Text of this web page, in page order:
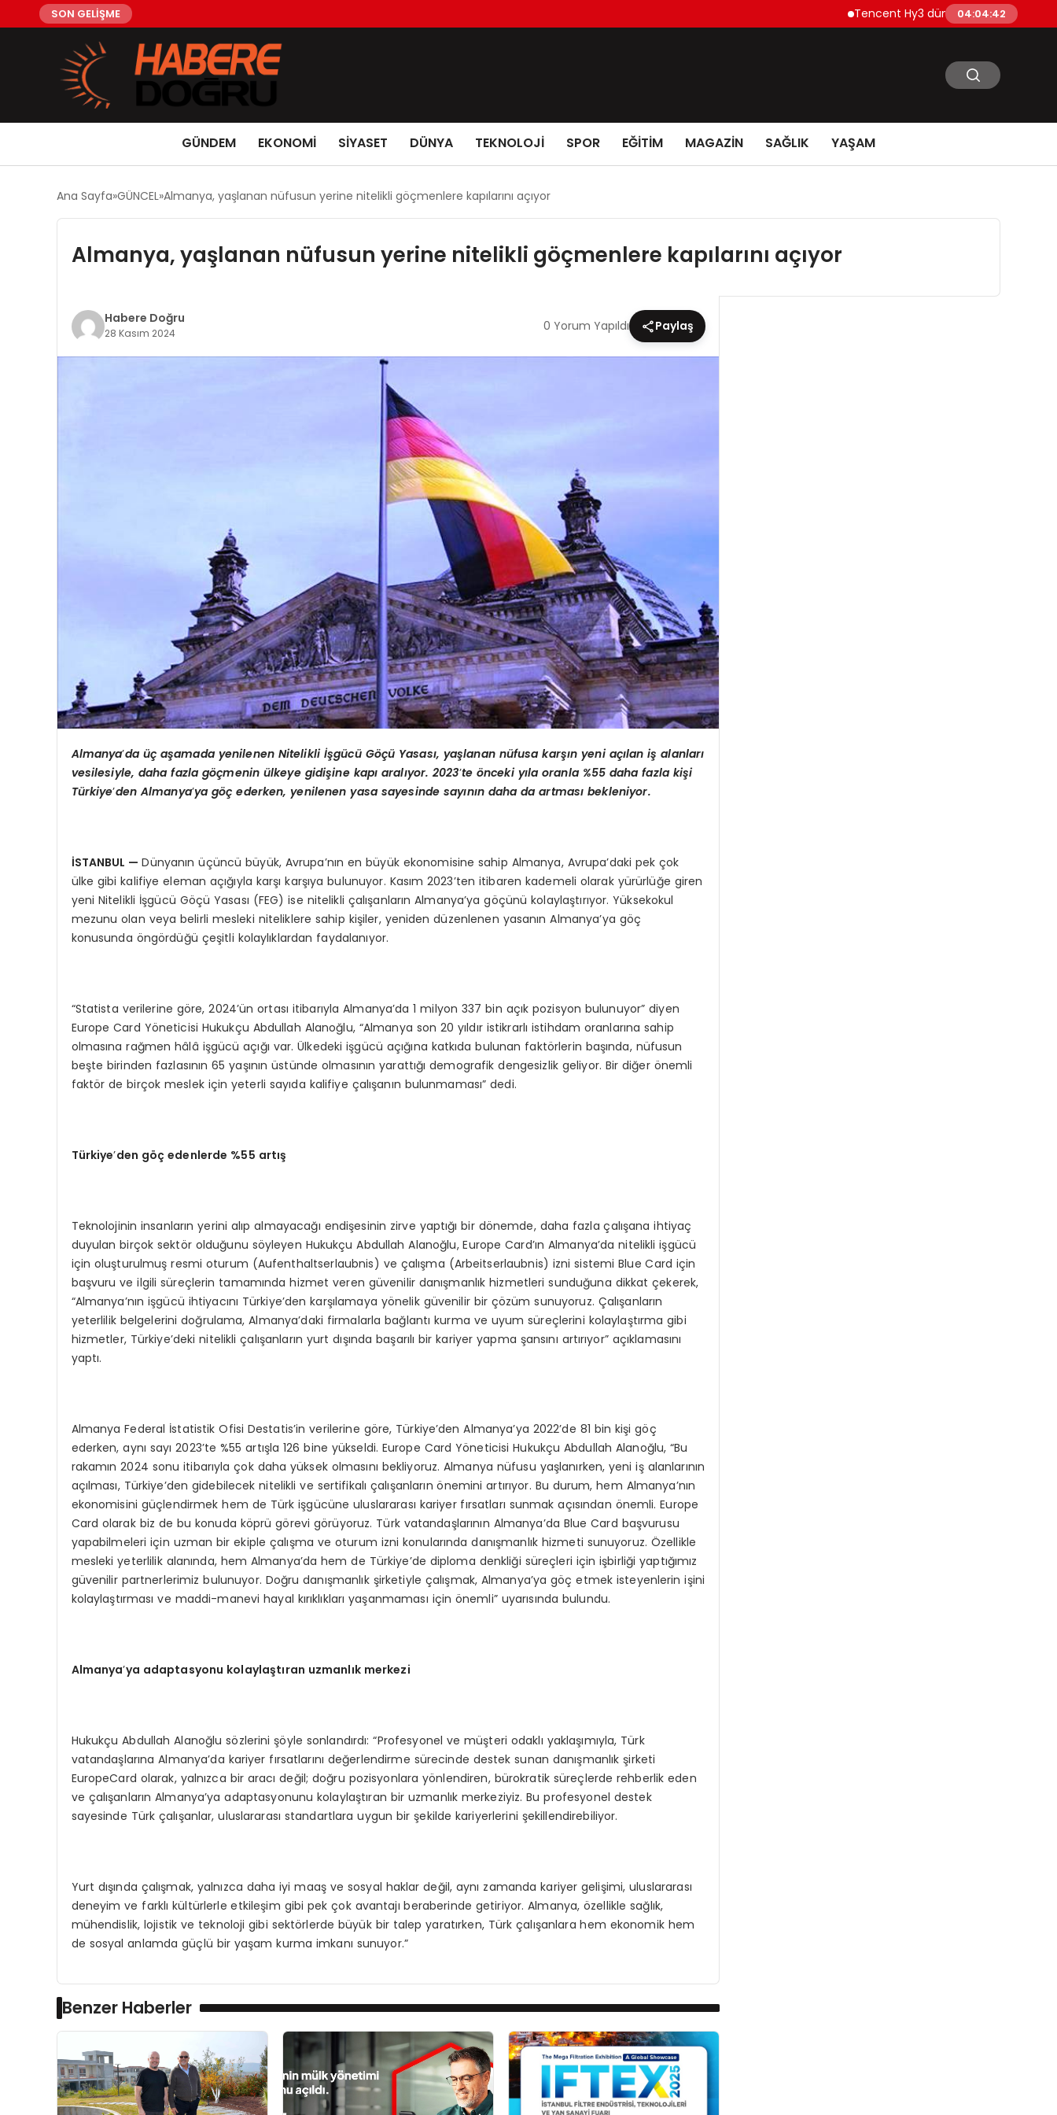
SON GELİŞME Tencent Hy3 dünya genelinde kullanıma
04:04:43
GÜNDEM EKONOMİ SİYASET DÜNYA TEKNOLOJİ SPOR EĞİTİM MAGAZİN SAĞLIK YAŞAM
Ana Sayfa GÜNCEL Almanya, yaşlanan nüfusun yerine nitelikli göçmenlere kapılarını açıyor
Almanya, yaşlanan nüfusun yerine nitelikli göçmenlere kapılarını açıyor
Habere Doğru
28 Kasım 2024 0 Yorum Yapıldı Paylaş
Almanya’da üç aşamada yenilenen Nitelikli İşgücü Göçü Yasası, yaşlanan nüfusa karşın yeni açılan iş alanları
vesilesiyle, daha fazla göçmenin ülkeye gidişine kapı aralıyor. 2023’te önceki yıla oranla %55 daha fazla kişi
Türkiye’den Almanya’ya göç ederken, yenilenen yasa sayesinde sayının daha da artması bekleniyor.
İSTANBUL —Dünyanın üçüncü büyük, Avrupa’nın en büyük ekonomisine sahip Almanya, Avrupa’daki pek çok
ülke gibi kalifiye eleman açığıyla karşı karşıya bulunuyor. Kasım 2023’ten itibaren kademeli olarak yürürlüğe giren
yeni Nitelikli İşgücü Göçü Yasası (FEG) ise nitelikli çalışanların Almanya’ya göçünü kolaylaştırıyor. Yüksekokul
mezunu olan veya belirli mesleki niteliklere sahip kişiler, yeniden düzenlenen yasanın Almanya’ya göç
konusunda öngördüğü çeşitli kolaylıklardan faydalanıyor.
“Statista verilerine göre, 2024’ün ortası itibarıyla Almanya’da 1 milyon 337 bin açık pozisyon bulunuyor” diyen
Europe Card Yöneticisi Hukukçu Abdullah Alanoğlu, “Almanya son 20 yıldır istikrarlı istihdam oranlarına sahip
olmasına rağmen hâlâ işgücü açığı var. Ülkedeki işgücü açığına katkıda bulunan faktörlerin başında, nüfusun
beşte birinden fazlasının 65 yaşının üstünde olmasının yarattığı demografik dengesizlik geliyor. Bir diğer önemli
faktör de birçok meslek için yeterli sayıda kalifiye çalışanın bulunmaması” dedi.
Türkiye’den göç edenlerde %55 artış
Teknolojinin insanların yerini alıp almayacağı endişesinin zirve yaptığı bir dönemde, daha fazla çalışana ihtiyaç
duyulan birçok sektör olduğunu söyleyen Hukukçu Abdullah Alanoğlu, Europe Card’ın Almanya’da nitelikli işgücü
için oluşturulmuş resmi oturum (Aufenthaltserlaubnis) ve çalışma (Arbeitserlaubnis) izni sistemi Blue Card için
başvuru ve ilgili süreçlerin tamamında hizmet veren güvenilir danışmanlık hizmetleri sunduğuna dikkat çekerek,
“Almanya’nın işgücü ihtiyacını Türkiye’den karşılamaya yönelik güvenilir bir çözüm sunuyoruz. Çalışanların
yeterlilik belgelerini doğrulama, Almanya’daki firmalarla bağlantı kurma ve uyum süreçlerini kolaylaştırma gibi
hizmetler, Türkiye’deki nitelikli çalışanların yurt dışında başarılı bir kariyer yapma şansını artırıyor” açıklamasını
yaptı.
Almanya Federal İstatistik Ofisi Destatis’in verilerine göre, Türkiye’den Almanya’ya 2022’de 81 bin kişi göç
ederken, aynı sayı 2023’te %55 artışla 126 bine yükseldi. Europe Card Yöneticisi Hukukçu Abdullah Alanoğlu, “Bu
rakamın 2024 sonu itibarıyla çok daha yüksek olmasını bekliyoruz. Almanya nüfusu yaşlanırken, yeni iş alanlarının
açılması, Türkiye’den gidebilecek nitelikli ve sertifikalı çalışanların önemini artırıyor. Bu durum, hem Almanya’nın
ekonomisini güçlendirmek hem de Türk işgücüne uluslararası kariyer fırsatları sunmak açısından önemli. Europe
Card olarak biz de bu konuda köprü görevi görüyoruz. Türk vatandaşlarının Almanya’da Blue Card başvurusu
yapabilmeleri için uzman bir ekiple çalışma ve oturum izni konularında danışmanlık hizmeti sunuyoruz. Özellikle
mesleki yeterlilik alanında, hem Almanya’da hem de Türkiye’de diploma denkliği süreçleri için işbirliği yaptığımız
güvenilir partnerlerimiz bulunuyor. Doğru danışmanlık şirketiyle çalışmak, Almanya’ya göç etmek isteyenlerin işini
kolaylaştırması ve maddi-manevi hayal kırıklıkları yaşanmaması için önemli” uyarısında bulundu.
Almanya’ya adaptasyonu kolaylaştıran uzmanlık merkezi
Hukukçu Abdullah Alanoğlu sözlerini şöyle sonlandırdı: “Profesyonel ve müşteri odaklı yaklaşımıyla, Türk
vatandaşlarına Almanya’da kariyer fırsatlarını değerlendirme sürecinde destek sunan danışmanlık şirketi
EuropeCard olarak, yalnızca bir aracı değil; doğru pozisyonlara yönlendiren, bürokratik süreçlerde rehberlik eden
ve çalışanların Almanya’ya adaptasyonunu kolaylaştıran bir uzmanlık merkeziyiz. Bu profesyonel destek
sayesinde Türk çalışanlar, uluslararası standartlara uygun bir şekilde kariyerlerini şekillendirebiliyor.
Yurt dışında çalışmak, yalnızca daha iyi maaş ve sosyal haklar değil, aynı zamanda kariyer gelişimi, uluslararası
deneyim ve farklı kültürlerle etkileşim gibi pek çok avantajı beraberinde getiriyor. Almanya, özellikle sağlık,
mühendislik, lojistik ve teknoloji gibi sektörlerde büyük bir talep yaratırken, Türk çalışanlara hem ekonomik hem
de sosyal anlamda güçlü bir yaşam kurma imkanı sunuyor.”
Benzer Haberler